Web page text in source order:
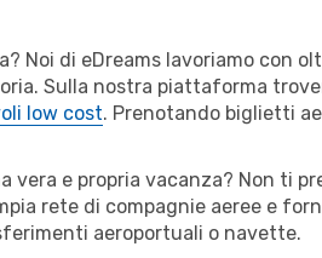
Noi di eDreams lavoriamo con
Sulla nostra piattaforma
low cost. Prenotando biglietti
vera e propria vacanza? Non ti
rete di compagnie aeree e
aeroportuali o navette.